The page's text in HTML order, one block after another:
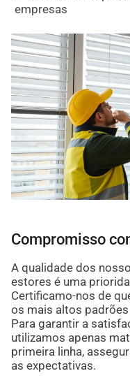
empresas
Compromisso
A qualidade dos
estores é uma
Certificamo-nos de
os mais altos
Para garantir a
utilizamos apenas
primeira linha,
as expectativas.